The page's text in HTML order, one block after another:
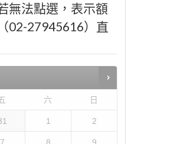
無法點選，表示額
02-27945616）直
六 日
1 2
7 8 9